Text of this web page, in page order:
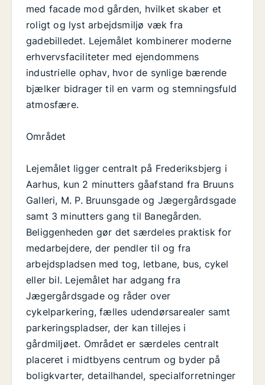
med facade mod gården, hvilket skaber et
roligt og lyst arbejdsmiljø væk fra
gadebilledet. Lejemålet kombinerer moderne
erhvervsfaciliteter med ejendommens
industrielle ophav, hvor de synlige bærende
bjælker bidrager til en varm og stemningsfuld
atmosfære.
Området
Lejemålet ligger centralt på Frederiksbjerg i
Aarhus, kun 2 minutters gåafstand fra Bruuns
Galleri, M. P. Bruunsgade og Jægergårdsgade
samt 3 minutters gang til Banegården.
Beliggenheden gør det særdeles praktisk for
medarbejdere, der pendler til og fra
arbejdspladsen med tog, letbane, bus, cykel
eller bil. Lejemålet har adgang fra
Jægergårdsgade og råder over
cykelparkering, fælles udendørsarealer samt
parkeringspladser, der kan tillejes i
gårdmiljøet. Området er særdeles centralt
placeret i midtbyens centrum og byder på
boligkvarter, detailhandel, specialforretninger